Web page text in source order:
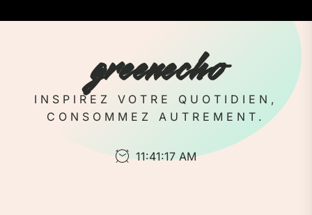
to
greenecho
INSPIREZ VOTRE QUOTIDIEN,
CONSOMMEZ AUTREMENT.
11:41:18 AM